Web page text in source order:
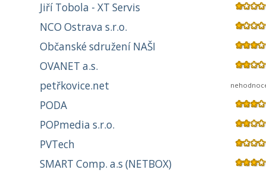
Jiří Tobola - XT Servis
NCO Ostrava s.r.o.
Občanské sdružení NAŠI
OVANET a.s.
petřkovice.net
PODA
POPmedia s.r.o.
PVTech
SMART Comp. a.s (NETBOX)